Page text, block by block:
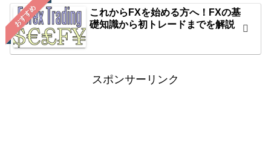
おすすめ
これからFXを始める方へ！FXの基
礎知識から初トレードまでを解説
スポンサーリンク